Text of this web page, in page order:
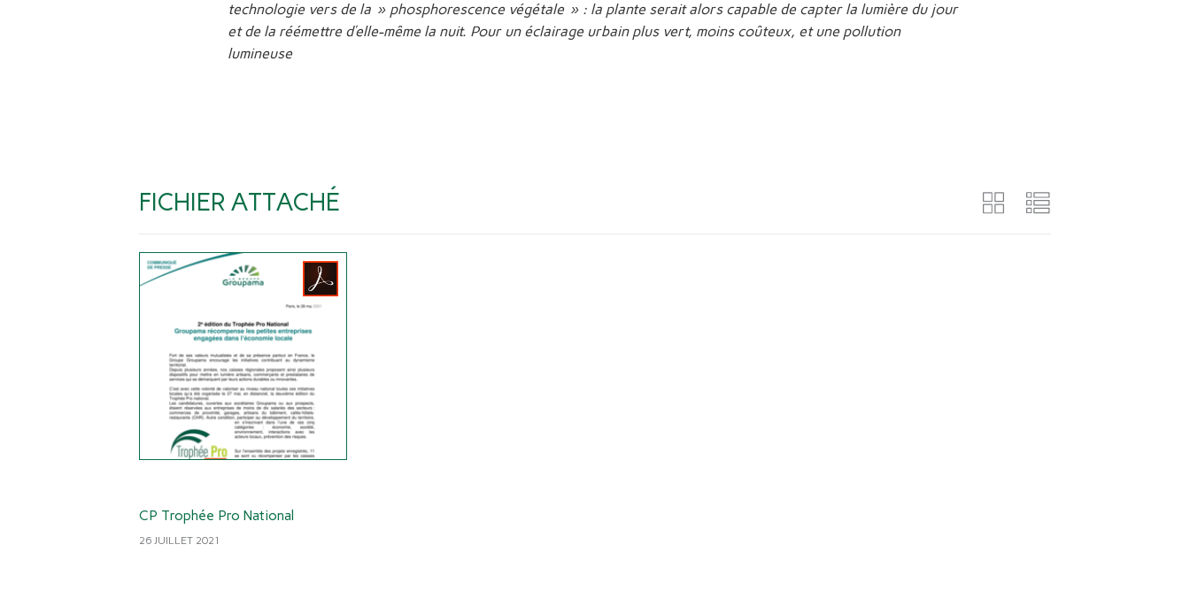
technologie vers de la » phosphorescence végétale » : la plante serait alors capable de capter la lumière du jour
et de la réémettre d’elle-même la nuit. Pour un éclairage urbain plus vert, moins coûteux, et une pollution
lumineuse
FICHIER ATTACHÉ
CP Trophée Pro National
26 JUILLET 2021